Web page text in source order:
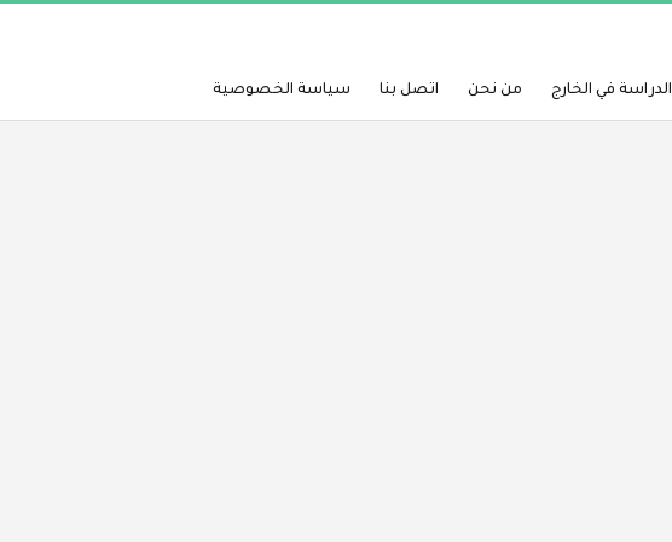
الدراسة في الخارج من نحن اتصل بنا سياسة الخصوصية